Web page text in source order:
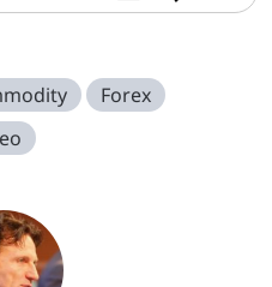
Forex